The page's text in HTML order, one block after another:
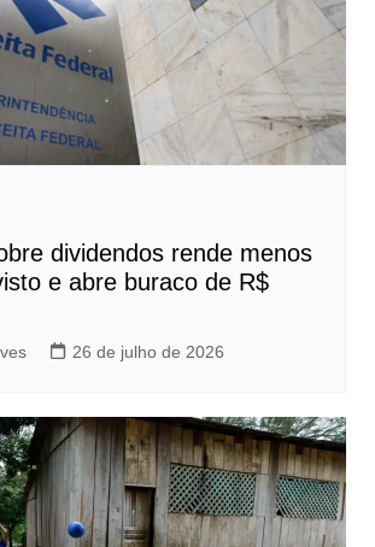
dividendos rende menos
e abre buraco de R$
26 de julho de 2026